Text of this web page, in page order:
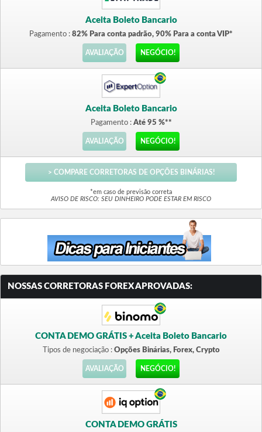
Aceita Boleto Bancario
Pagamento : 82% Para conta padrão, 90% Para a conta VIP*
AVALIAÇÃO NEGÓCIO!
Aceita Boleto Bancario
Pagamento : Até 95 %**
AVALIAÇÃO NEGÓCIO!
> COMPARE CORRETORAS DE OPÇÕES BINÁRIAS!
*em caso de previsão correta
AVISO DE RISCO: SEU DINHEIRO PODE ESTAR EM RISCO
NOSSAS CORRETORAS FOREX APROVADAS:
CONTA DEMO GRÁTIS + Aceita Boleto Bancario
Tipos de negociação : Opções Binárias, Forex, Crypto
AVALIAÇÃO NEGÓCIO!
CONTA DEMO GRÁTIS